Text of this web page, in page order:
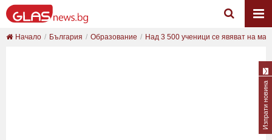
Начало България Образование Над 3 500 ученици се явяват на
Изпрати новина